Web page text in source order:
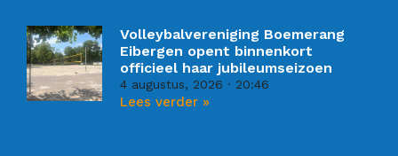
Volleybalvereniging Boemerang
Eibergen opent binnenkort
officieel haar jubileumseizoen
4 augustus, 2026 20:46
Lees verder »